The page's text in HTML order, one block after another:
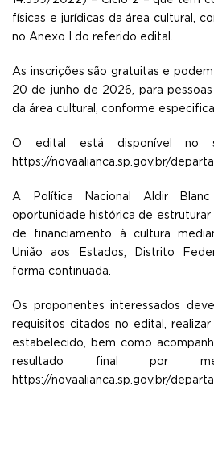
físicas e jurídicas da área cultural,
no Anexo I do referido edital.
As inscrições são gratuitas e
20 de junho de 2026, para
da área cultural, conforme
O edital está disponível no
https://novaalianca.sp.gov.br/
A Política Nacional Aldir
oportunidade histórica de
de financiamento à cultura
União aos Estados, Distrito
forma continuada.
Os proponentes interessados
requisitos citados no edital,
estabelecido, bem como
resultado final por
https://novaalianca.sp.gov.br/